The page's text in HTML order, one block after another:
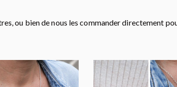
ou bien de nous les commander directement